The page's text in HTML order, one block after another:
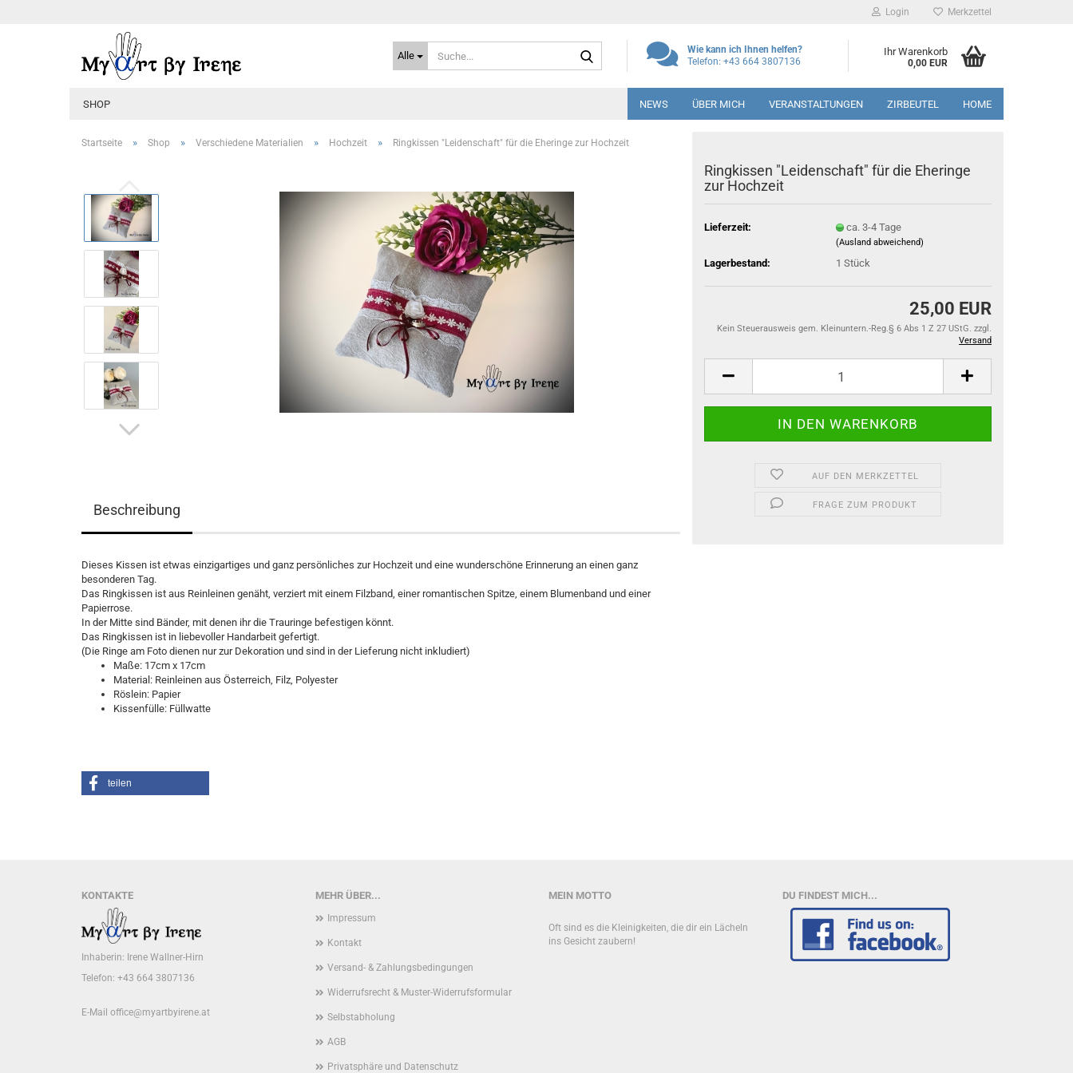
Login Merkzettel
Alle
Wie kann ich Ihnen helfen?
Telefon: +43 664 3807136
Ihr Warenkorb
0,00 EUR
SHOP NEWS ÜBER MICH VERANSTALTUNGEN ZIRBEUTEL HOME
Startseite » Shop » Verschiedene Materialien » Hochzeit » Ringkissen "Leidenschaft" für die Eheringe zur Hochzeit
Ringkissen "Leidenschaft" für die Eheringe
zur Hochzeit
Lieferzeit: ca. 3-4 Tage
(Ausland abweichend)
Lagerbestand: 1 Stück
25,00 EUR
Kein Steuerausweis gem. Kleinuntern.-Reg.§ 6 Abs 1 Z 27 UStG. zzgl.
Versand
AUF DEN MERKZETTEL
FRAGE ZUM PRODUKT
Beschreibung
Dieses Kissen ist etwas einzigartiges und ganz persönliches zur Hochzeit und eine wunderschöne Erinnerung an einen ganz
besonderen Tag.
Das Ringkissen ist aus Reinleinen genäht, verziert mit einem Filzband, einer romantischen Spitze, einem Blumenband und einer
Papierrose.
In der Mitte sind Bänder, mit denen ihr die Trauringe befestigen könnt.
Das Ringkissen ist in liebevoller Handarbeit gefertigt.
(Die Ringe am Foto dienen nur zur Dekoration und sind in der Lieferung nicht inkludiert)
Maße: 17cm x 17cm
Material: Reinleinen aus Österreich, Filz, Polyester
Röslein: Papier
Kissenfülle: Füllwatte
teilen
MEHR ÜBER...
Impressum
Kontakt
Versand- & Zahlungsbedingungen
Widerrufsrecht & Muster-Widerrufsformular
Selbstabholung
AGB
Privatsphäre und Datenschutz
MEIN MOTTO
Oft sind es die Kleinigkeiten, die dir ein Lächeln
ins Gesicht zaubern!
DU FINDEST MICH...
KONTAKTE
Inhaberin: Irene Wallner-Hirn
Telefon: +43 664 3807136
E-Mail office@myartbyirene.at